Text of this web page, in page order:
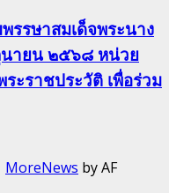
รรษาสมเด็จพระนาง
นายน ๒๕๖๘ หน่วย
ะราชประวัติ เพื่อร่วม
MoreNews by AF